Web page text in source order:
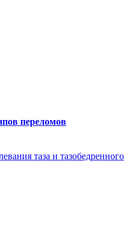
переломов
таза и тазобедренного